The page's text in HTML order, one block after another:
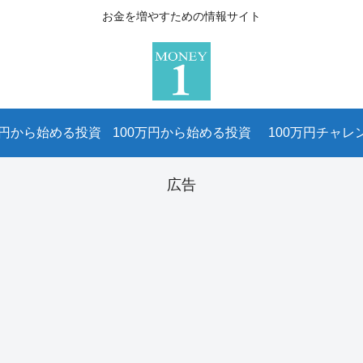
お金を増やすための情報サイト
から始める投資 100万円から始める投資 100万円チャレ
広告